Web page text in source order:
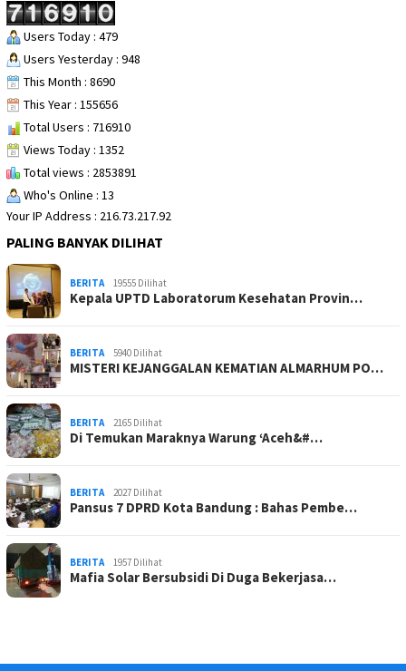
Users Today : 479
Users Yesterday : 948
This Month : 8690
This Year : 155656
Total Users : 716910
Views Today : 1352
Total views : 2853891
Who's Online : 13
Your IP Address : 216.73.217.92
PALING BANYAK DILIHAT
BERITA 19555 Dilihat
Kepala UPTD Laboratorum Kesehatan Provin…
BERITA 5940 Dilihat
MISTERI KEJANGGALAN KEMATIAN ALMARHUM PO…
BERITA 2165 Dilihat
Di Temukan Maraknya Warung ‘Aceh&#…
BERITA 2027 Dilihat
Pansus 7 DPRD Kota Bandung : Bahas Pembe…
BERITA 1957 Dilihat
Mafia Solar Bersubsidi Di Duga Bekerjasa…